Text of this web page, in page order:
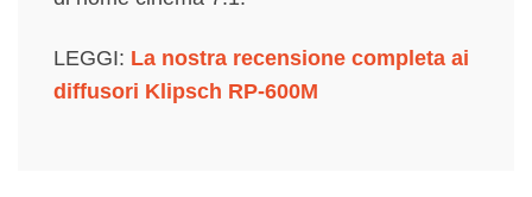
LEGGI: La nostra recensione completa ai
diffusori Klipsch RP-600M